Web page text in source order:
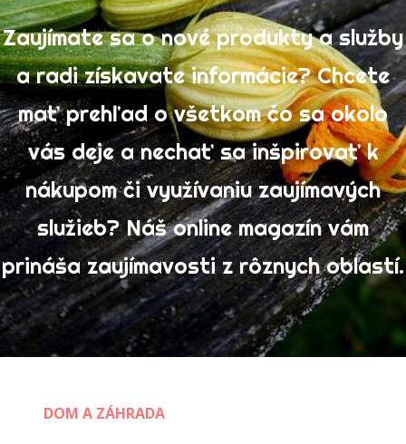
Dom a záhrada
Ekonomika
Hobby
Internet
Služby
Technika
Výrobky
Zábava
Ženy
Zaujímate sa o nové produkty a služby
a radi získavate informácie? Chcete
mať prehľad o všetkom čo sa okolo
vás deje a nechať sa inšpirovať k
nákupom či využívaniu zaujímavých
služieb? Náš online magazín vám
prináša zaujímavosti z rôznych oblastí.
DOM A ZÁHRADA
NEJNOVĚJŠÍ PŘÍSPĚVKY
AKO ZAČAŤ ZBIERAŤ VÍNA
Kvalitná strava- spokojná mačka, spokojný majiteľ
V NFL nestačí dobrý útok
Výhody letných táborov
Ťažká téma: eutanázia domáceho miláčika